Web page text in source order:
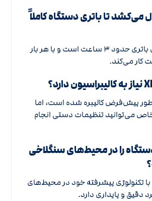
تا باتری دستگاه کاملاً
زمان شارژ کامل باتری حدود ۳ ساعت است و با هر بار
پیش‌فرض کالیبره شده است، اما
می‌توانید تنظیمات دستی انجام
را در محیط‌های سنگلاخی
بله، XP Deus ۲ با تکنولوژی پیشرفته خود در محیط‌های
دقیق و پایداری دارد.